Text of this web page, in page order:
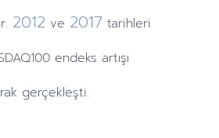
2012 ve 2017 tarihleri
endeks artışı
gerçekleşti.